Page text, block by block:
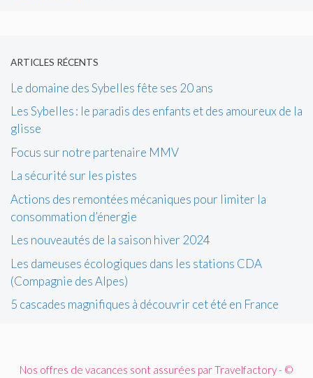
ARTICLES RÉCENTS
Le domaine des Sybelles fête ses 20 ans
Les Sybelles : le paradis des enfants et des amoureux de la
glisse
Focus sur notre partenaire MMV
La sécurité sur les pistes
Actions des remontées mécaniques pour limiter la
consommation d’énergie
Les nouveautés de la saison hiver 2024
Les dameuses écologiques dans les stations CDA
(Compagnie des Alpes)
5 cascades magnifiques à découvrir cet été en France
Nos offres de vacances sont assurées par Travelfactory - ©